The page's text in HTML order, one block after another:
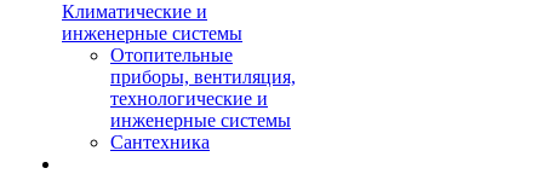
Климатические и
инженерные системы
Отопительные
приборы, вентиляция,
технологические и
инженерные системы
Сантехника